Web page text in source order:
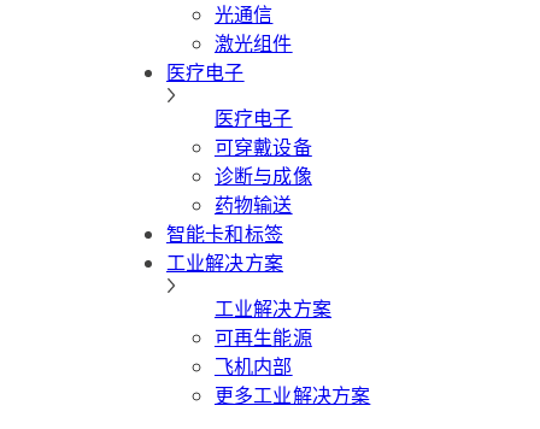
光通信
激光组件
医疗电子
医疗电子
可穿戴设备
诊断与成像
药物输送
智能卡和标签
工业解决方案
工业解决方案
可再生能源
飞机内部
更多工业解决方案